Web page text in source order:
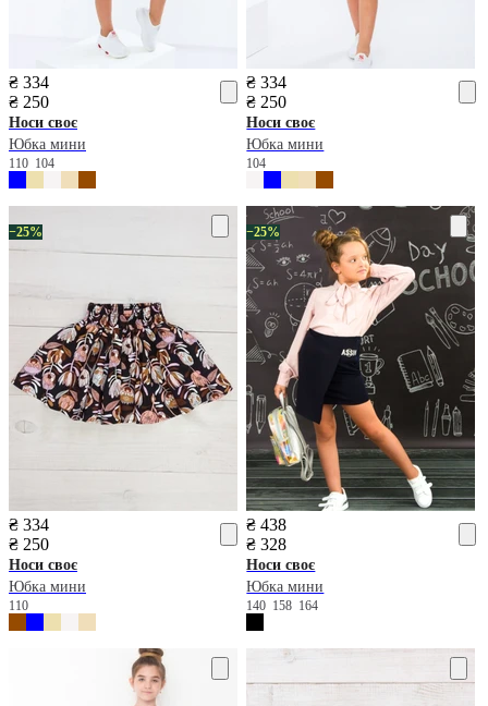
₴ 334
₴ 250
Носи своє
Юбка мини
110 104
₴ 334
₴ 250
Носи своє
Юбка мини
104
−25%
₴ 334
₴ 250
Носи своє
Юбка мини
110
−25%
₴ 438
₴ 328
Носи своє
Юбка мини
140 158 164